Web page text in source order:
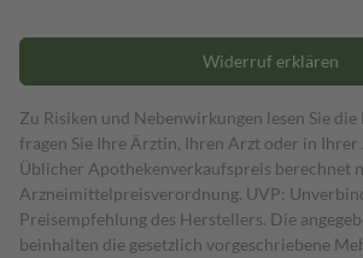
Widerruf erklären
Zu Risiken und Nebenwirkungen lesen Sie die
fragen Sie Ihre Ärztin, Ihren Arzt oder in Ihrer
Üblicher Apothekenverkaufspreis berechnet
Arzneimittelpreisverordnung. UVP:
Preisempfehlung des Herstellers. Die
beinhalten die gesetzlich vorgeschriebene